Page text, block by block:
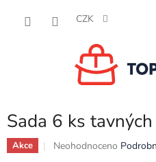
CZK
Sada 6 ks
Akce
Průměrné
Neohodnoceno